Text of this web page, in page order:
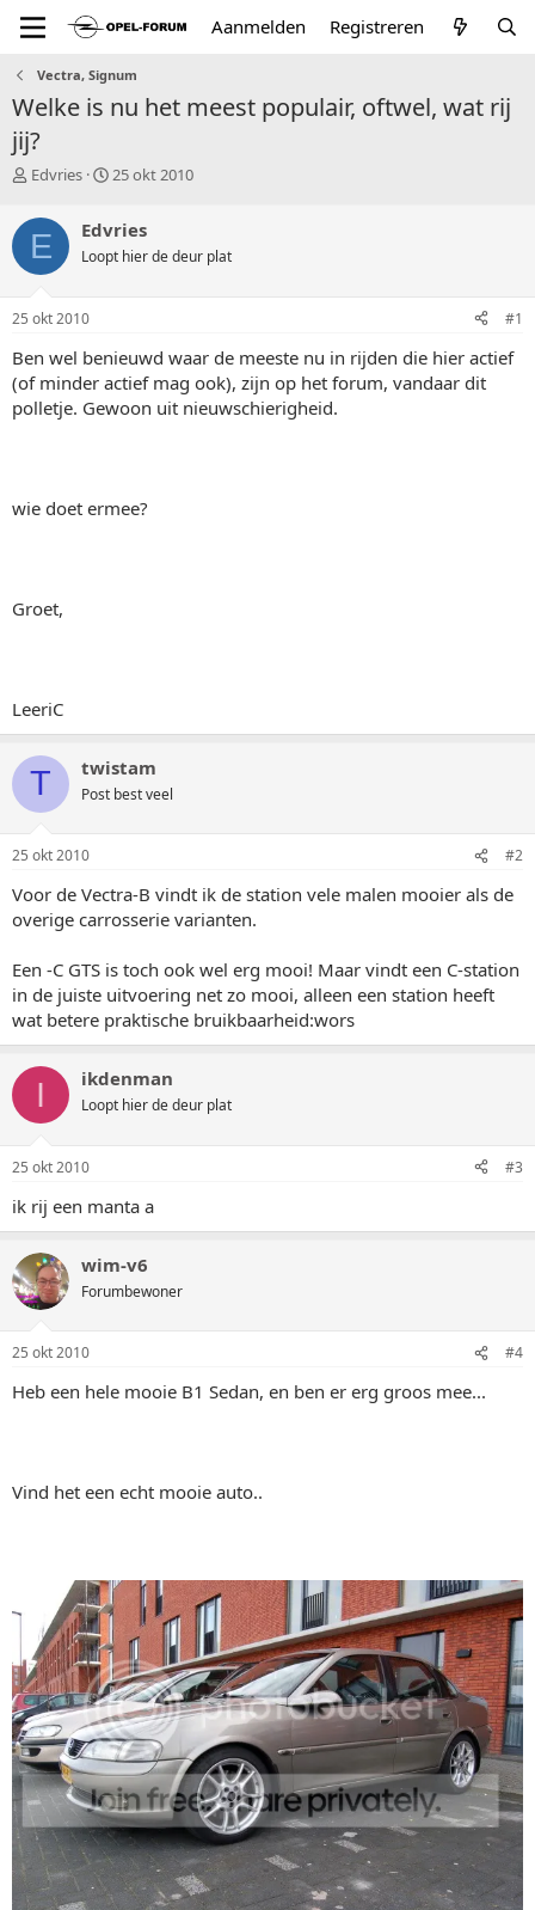
Aanmelden Registreren
Vectra, Signum
Welke is nu het meest populair, oftwel, wat rij
jij?
T
p
i
c
s
a
t
e
r
Edvries
S
r
t
a
m
25 okt 2010
E Edvries
Loopt hier de deur plat
25 okt 2010 #1
Ben wel benieuwd waar de meeste nu in rijden die hier actief
(of minder actief mag ook), zijn op het forum, vandaar dit
polletje. Gewoon uit nieuwschierigheid.
wie doet ermee?
Groet,
LeeriC
T twistam
Post best veel
25 okt 2010 #2
Voor de Vectra-B vindt ik de station vele malen mooier als de
overige carrosserie varianten.
Een -C GTS is toch ook wel erg mooi! Maar vindt een C-station
in de juiste uitvoering net zo mooi, alleen een station heeft
wat betere praktische bruikbaarheid:wors
I ikdenman
Loopt hier de deur plat
25 okt 2010 #3
ik rij een manta a
wim-v6
Forumbewoner
25 okt 2010 #4
Heb een hele mooie B1 Sedan, en ben er erg groos mee...
Vind het een echt mooie auto..